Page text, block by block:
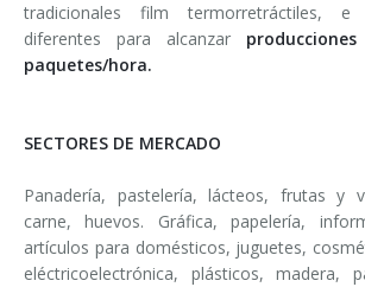
tradicionales film termorretráctiles, e
diferentes para alcanzar
paquetes/hora.
SECTORES DE MERCADO
Panadería, pastelería, lácteos, frutas y
carne, huevos. Gráfica, papelería,
artículos para domésticos, juguetes,
eléctricoelectrónica, plásticos, madera,